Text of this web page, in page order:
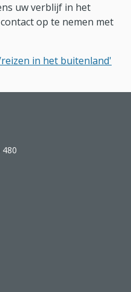
uw verblijf in het
op te nemen met
in het buitenland'